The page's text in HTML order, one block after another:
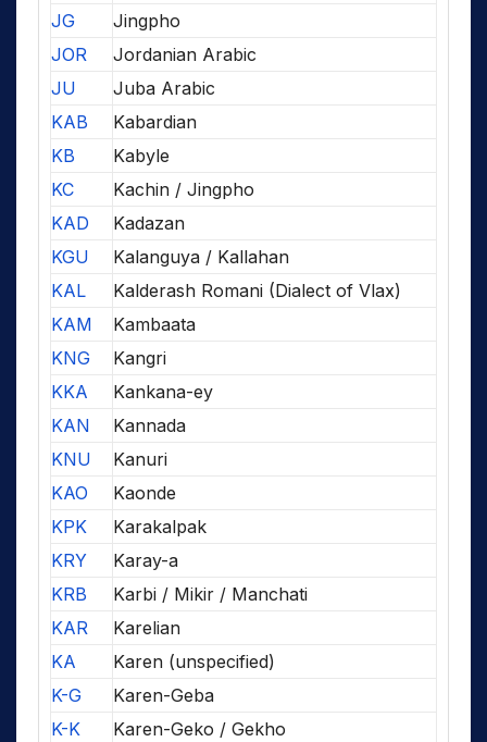
JG
Jingpho
JOR
Jordanian Arabic
JU
Juba Arabic
KAB
Kabardian
KB
Kabyle
KC
Kachin / Jingpho
KAD
Kadazan
KGU
Kalanguya / Kallahan
KAL
Kalderash Romani (Dialect of Vlax)
KAM
Kambaata
KNG
Kangri
KKA
Kankana-ey
KAN
Kannada
KNU
Kanuri
KAO
Kaonde
KPK
Karakalpak
KRY
Karay-a
KRB
Karbi / Mikir / Manchati
KAR
Karelian
KA
Karen (unspecified)
K-G
Karen-Geba
K-K
Karen-Geko / Gekho